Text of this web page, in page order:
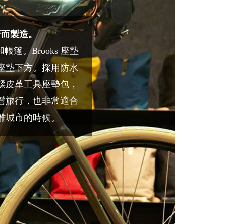
製造。
篷。Brooks 座墊
墊下方。採用防水
皮革工具座墊包，
旅行，也非常適合
城市的時候。